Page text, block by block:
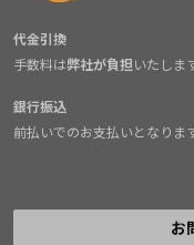
代金引換
手数料は弊社が負担 いたしま
銀行振込
前払いでのお支払いとなります
お